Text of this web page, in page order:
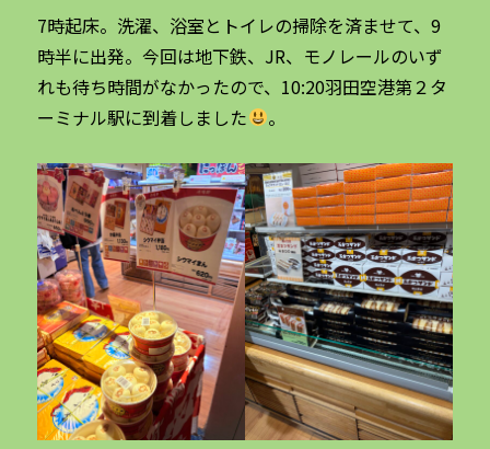
7時起床。洗濯、浴室とトイレの掃除を済ませて、9
時半に出発。今回は地下鉄、JR、モノレールのいず
れも待ち時間がなかったので、10:20羽田空港第２タ
ーミナル駅に到着しました
。